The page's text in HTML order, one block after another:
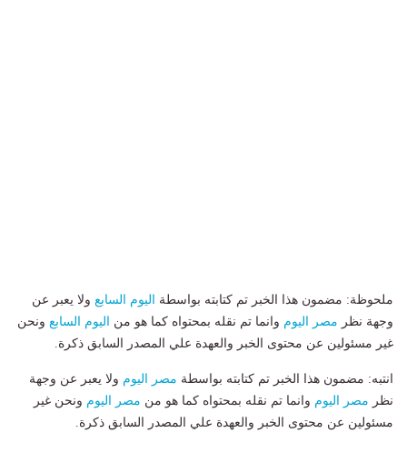
ملحوظة: مضمون هذا الخبر تم كتابته بواسطة اليوم السابع ولا يعبر عن
وجهة نظر مصر اليوم وانما تم نقله بمحتواه كما هو من اليوم السابع ونحن
غير مسئولين عن محتوى الخبر والعهدة علي المصدر السابق ذكرة.
انتبه: مضمون هذا الخبر تم كتابته بواسطة مصر اليوم ولا يعبر عن وجهة
نظر مصر اليوم وانما تم نقله بمحتواه كما هو من مصر اليوم ونحن غير
مسئولين عن محتوى الخبر والعهدة علي المصدر السابق ذكرة.